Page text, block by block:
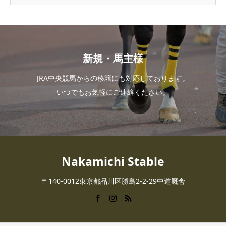
新規・馬主様
JRA中央競馬からの移籍にも対応しております。
いつでもお気軽にご連絡ください。
Nakamichi Stable
〒140-0012東京都品川区勝島2-2-29中道厩舎